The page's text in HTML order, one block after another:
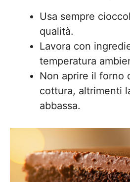
Usa sempre
qualità.
Lavora con
temperatura
Non aprire il forno
cottura, altrimenti
abbassa.